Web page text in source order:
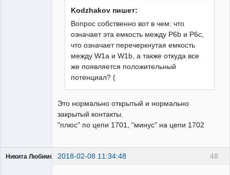
Kodzhakov пишет:
Вопрос собственно вот в чем: что
означает эта емкость между P6b и P6c,
что означает перечеркнутая емкость
между W1a и W1b, а также откуда все
же появляется положительный
потенциал? (
Это нормально открытый и нормально
закрытый контакты.
"плюс" по цепи 1701, "минус" на цепи 1702
48
Никита Любимов 2018-02-08 11:34:48